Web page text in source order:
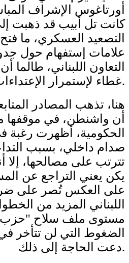
أورتاغوس الإشراف
كانت تل أبيب قد ذهبت
التصعيد العسكري، ما
علامات إستفهام حول
التعاون اللبناني، طالما
غطاء لإستمرار الإعتداءات الإسرائيلية.
هنا، تذهب المصادر
أن واشنطن، في موقفها
الحكومية، أظهرت رغبة
صدام داخلي، بسبب
تترتب على مصالحها، إلا
يكن يعني التراجع عن
على العكس تُصر على
اللبناني المزيد من
مستوى ملف سلاح "حزب
الضغوط التي لن تتأخر
دعت الحاجة إلى ذلك.